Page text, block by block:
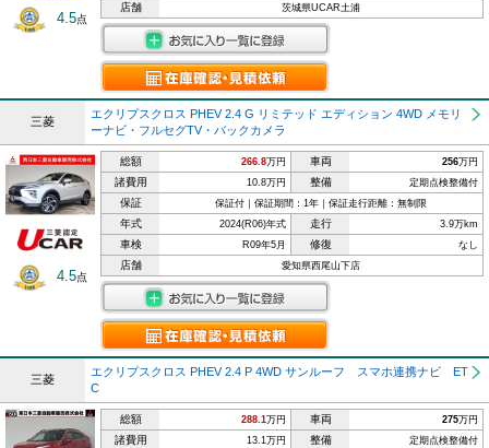
4.5点
店舗 茨城県UCAR土浦
三菱
エクリプスクロス PHEV 2.4 G リミテッド エディション 4WD メモリ
ーナビ・フルセグTV・バックカメラ
4.5点
総額 266.8万円 車両 256万円
諸費用 10.8万円 整備 定期点検整備付
保証 保証付｜保証期間：1年｜保証走行距離：無制限
年式 2024(R06)年式 走行 3.9万km
車検 R09年5月 修復 なし
店舗 愛知県西尾山下店
三菱
エクリプスクロス PHEV 2.4 P 4WD サンルーフ スマホ連携ナビ ET
C
総額 288.1万円 車両 275万円
諸費用 13.1万円 整備 定期点検整備付